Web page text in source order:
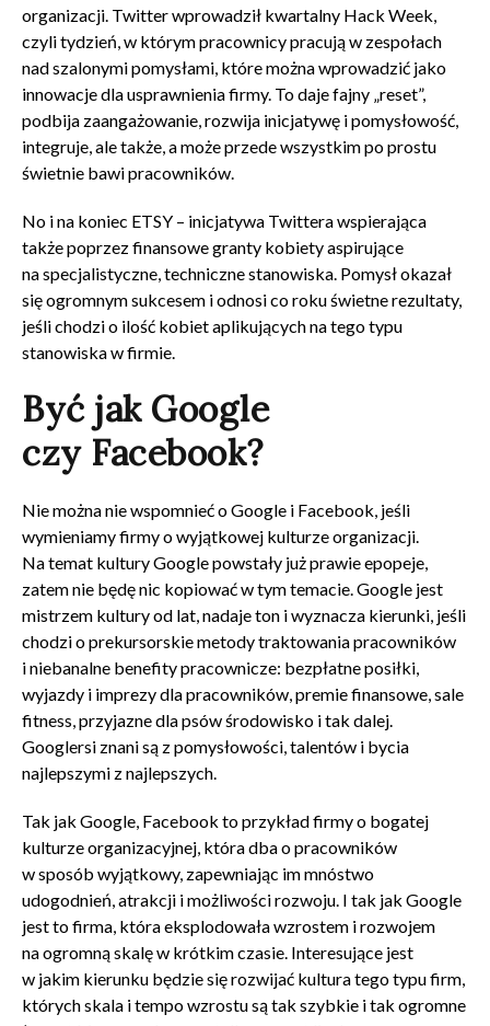
organizacji. Twitter wprowadził kwartalny Hack Week,
czyli tydzień, w którym pracownicy pracują w zespołach
nad szalonymi pomysłami, które można wprowadzić jako
innowacje dla usprawnienia firmy. To daje fajny „reset”,
podbija zaangażowanie, rozwija inicjatywę i pomysłowość,
integruje, ale także, a może przede wszystkim po prostu
świetnie bawi pracowników.
No i na koniec ETSY – inicjatywa Twittera wspierająca
także poprzez finansowe granty kobiety aspirujące
na specjalistyczne, techniczne stanowiska. Pomysł okazał
się ogromnym sukcesem i odnosi co roku świetne rezultaty,
jeśli chodzi o ilość kobiet aplikujących na tego typu
stanowiska w firmie.
Być jak Google
czy Facebook?
Nie można nie wspomnieć o Google i Facebook, jeśli
wymieniamy firmy o wyjątkowej kulturze organizacji.
Na temat kultury Google powstały już prawie epopeje,
zatem nie będę nic kopiować w tym temacie. Google jest
mistrzem kultury od lat, nadaje ton i wyznacza kierunki, jeśli
chodzi o prekursorskie metody traktowania pracowników
i niebanalne benefity pracownicze: bezpłatne posiłki,
wyjazdy i imprezy dla pracowników, premie finansowe, sale
fitness, przyjazne dla psów środowisko i tak dalej.
Googlersi znani są z pomysłowości, talentów i bycia
najlepszymi z najlepszych.
Tak jak Google, Facebook to przykład firmy o bogatej
kulturze organizacyjnej, która dba o pracowników
w sposób wyjątkowy, zapewniając im mnóstwo
udogodnień, atrakcji i możliwości rozwoju. I tak jak Google
jest to firma, która eksplodowała wzrostem i rozwojem
na ogromną skalę w krótkim czasie. Interesujące jest
w jakim kierunku będzie się rozwijać kultura tego typu firm,
których skala i tempo wzrostu są tak szybkie i tak ogromne